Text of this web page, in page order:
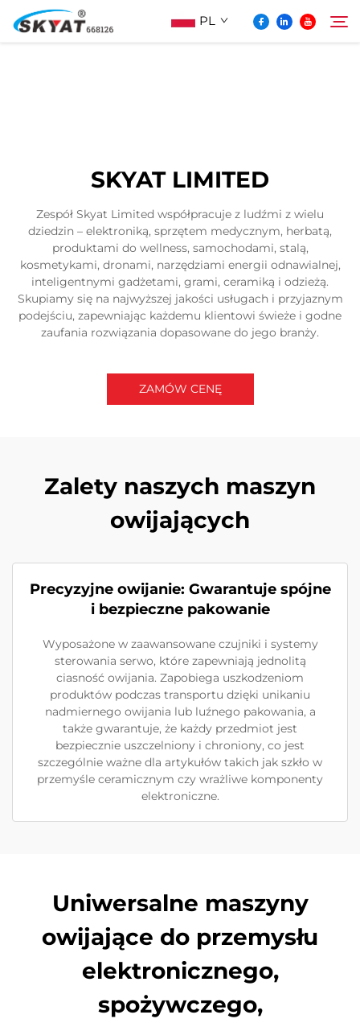
PL
Wideo I Zastosowanie
Projektowanie
Skontaktuj się z nami
SKYAT LIMITED
Zespół Skyat Limited współpracuje z ludźmi z wielu
dziedzin – elektroniką, sprzętem medycznym, herbatą,
produktami do wellness, samochodami, stalą,
kosmetykami, dronami, narzędziami energii odnawialnej,
inteligentnymi gadżetami, grami, ceramiką i odzieżą.
Skupiamy się na najwyższej jakości usługach i przyjaznym
podejściu, zapewniając każdemu klientowi świeże i godne
zaufania rozwiązania dopasowane do jego branży.
ZAMÓW CENĘ
Zalety naszych maszyn
owijających
Precyzyjne owijanie: Gwarantuje spójne
i bezpieczne pakowanie
Wyposażone w zaawansowane czujniki i systemy
sterowania serwo, które zapewniają jednolitą
ciasność owijania. Zapobiega uszkodzeniom
produktów podczas transportu dzięki unikaniu
nadmiernego owijania lub luźnego pakowania, a
także gwarantuje, że każdy przedmiot jest
bezpiecznie uszczelniony i chroniony, co jest
szczególnie ważne dla artykułów takich jak szkło w
przemyśle ceramicznym czy wrażliwe komponenty
elektroniczne.
Uniwersalne maszyny
owijające do przemysłu
elektronicznego,
spożywczego,